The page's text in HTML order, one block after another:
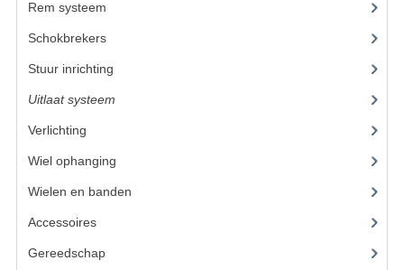
Rem systeem
Schokbrekers(14)
Stuur inrichting
Uitlaat systeem
Verlichting
Wiel ophanging
Wielen en banden
Accessoires(73)
Gereedschap(15)